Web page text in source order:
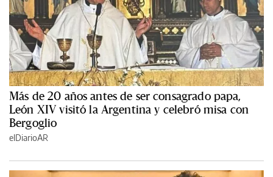
Más de 20 años antes de ser consagrado papa,
León XIV visitó la Argentina y celebró misa con
Bergoglio
elDiarioAR